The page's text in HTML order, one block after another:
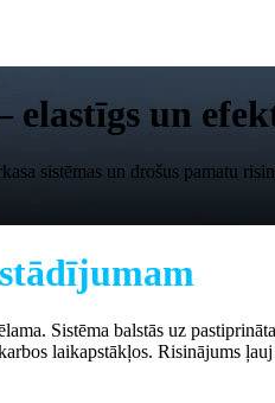
elastīgs un
sistēmas un drošus pamatu
Sistēma balstās uz
laikapstākļos. Risinājums